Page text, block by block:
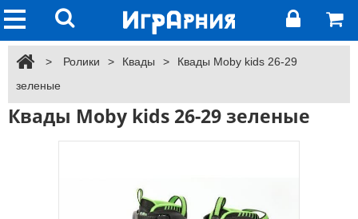
> Ролики > Квады >
Квады Moby kids 26-29
зеленые
Квады Moby kids 26-29 зеленые